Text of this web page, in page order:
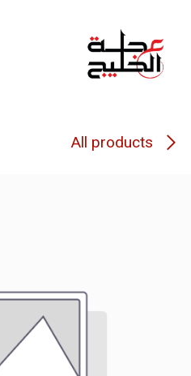
All products